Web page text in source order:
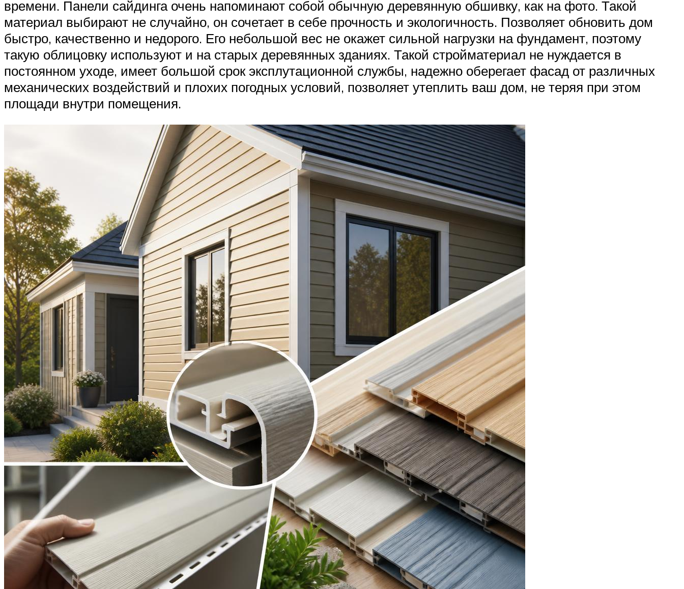
времени. Панели сайдинга очень напоминают собой обычную деревянную обшивку, как на фото. Такой
материал выбирают не случайно, он сочетает в себе прочность и экологичность. Позволяет обновить дом
быстро, качественно и недорого. Его небольшой вес не окажет сильной нагрузки на фундамент, поэтому
такую облицовку используют и на старых деревянных зданиях. Такой стройматериал не нуждается в
постоянном уходе, имеет большой срок эксплутационной службы, надежно оберегает фасад от различных
механических воздействий и плохих погодных условий, позволяет утеплить ваш дом, не теряя при этом
площади внутри помещения.